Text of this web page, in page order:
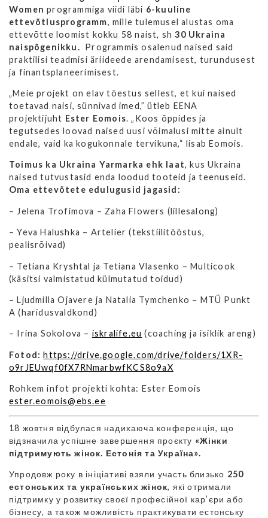
Women programmiga viidi läbi 6-kuuline
ettevõtlusprogramm, mille tulemusel alustas oma
ettevõtte loomist kokku 58 naist, sh30 Ukraina
naispõgenikku. Programmis osalenud naised said
praktilisi teadmisi äriideede arendamisest, turundusest
ja finantsplaneerimisest.
„Meie projekt on elav tõestus sellest, et kui naised
toetavad naisi, sünnivad imed,” ütleb EENA
projektijuht Ester Eomois. „Koos õppides ja
tegutsedes loovad naised uusi võimalusi mitte ainult
endale, vaid ka kogukonnale tervikuna,“ lisab Eomois.
Toimus ka Ukraina Yarmarka ehk laat, kus Ukraina
naised tutvustasid enda loodud tooteid ja teenuseid.
Oma ettevõtete edulugusid ja gasid:
– Jelena Trofimova – Zaha Flowers (lillesalong)
– Yeva Halushka – Artelier (tekstiilitööstus,
pealisrõivad)
– Tetiana Kryshtal ja Tetiana Vlasenko – Multicook
(käsitsi valmistatud külmutatud toidud)
– Ljudmilla Ojavere ja Natalia Tymchenko – MTÜ Punkt
A (haridusvaldkond)
– Irina Sokolova – iskralife.eu (coaching ja isiklik areng)
Fotod:https://drive.google.com/drive/folders/1XR-
o9rJEUwqf0fX7RNmarbwfKCS8o9aX
Rohkem infot projekti kohta: Ester Eomois
ester.eomois@ebs.ee
18 жовтня відбулася надихаюча конференція, що
відзначила успішне завершення проєкту «Жінки
підтримують жінок. Естонія та Україна».
Упродовж року в ініціативі взяли участь близько 250
естонських та українських жінок, які отримали
підтримку у розвитку своєї професійної кар’єри або
бізнесу, а також можливість практикувати естонську